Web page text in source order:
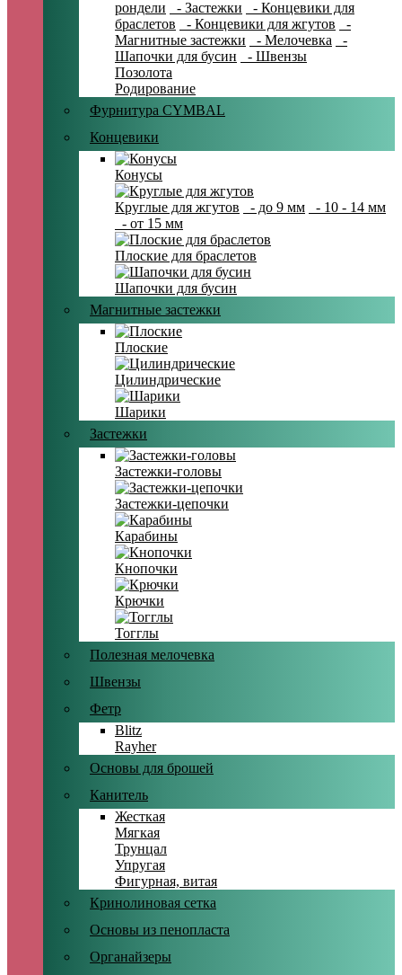
рондели
- Застежки
- Концевики для
браслетов
- Концевики для жгутов
-
Магнитные застежки
- Мелочевка
-
Шапочки для бусин
- Швензы
Позолота
Родирование
Фурнитура CYMBAL
Концевики
Конусы
Круглые для жгутов - до 9 мм
- 10 - 14 мм
- от 15 мм
Плоские для браслетов
Шапочки для бусин
Магнитные застежки
Плоские
Цилиндрические
Шарики
Застежки
Застежки-головы
Застежки-цепочки
Карабины
Кнопочки
Крючки
Тогглы
Полезная мелочевка
Швензы
Фетр
Blitz
Rayher
Основы для брошей
Канитель
Жесткая
Мягкая
Трунцал
Упругая
Фигурная, витая
Кринолиновая сетка
Основы из пенопласта
Органайзеры